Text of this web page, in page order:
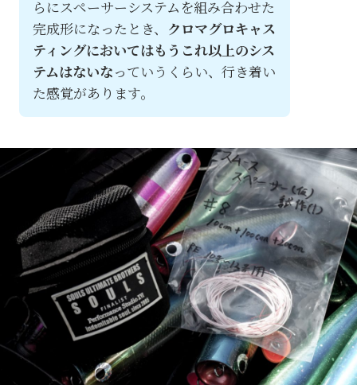
らにスペーサーシステムを組み合わせた
完成形になったとき、 クロマグロキャス
ティングにおいてはもうこれ以上のシス
テムはないなっていうくらい、行き着い
た感覚があります。